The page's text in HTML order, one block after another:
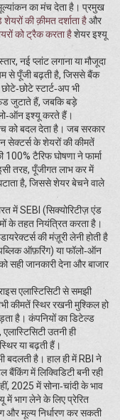
का मंच देता है। प्रमुख
की क़ीमत दर्शाता हैऔर
को ट्रैक करता हैशेयर इश्यू
नई प्लांट लगाना या मौजूदा
से पूँजी बढ़ती है, जिससे बैंक
स्टार्ट‑अप भी
जुटाते हैं, जबकि बड़े
इश्यू करते हैं।
को बदल देता है। जब सरकार
सेक्टर्स के शेयरों की कीमतें
100% टैरिफ घोषणा ने फार्मा
तरह, पूँजीगत लाभ कर में
है, जिससे शेयर बेचने वाले
में SEBI (सिक्योरिटीज़ एंड
के तहत नियंत्रित करता है।
की मंज़ूरी लेनी होती है
ऑफ़रिंग) या फॉलो‑ऑन
सही जानकारी देना और बाजार
एलास्टिसिटी से समझी
कीमतें स्थिर रखनी मुश्किल हो
है। कंपनियों का डिटेल्ड
उतनी ही
या बढ़ती हैं।
बदलती है। हाल ही में RBI ने
में लिक्विडिटी बनी रही
2025 में सोना‑चांदी के भाव
में भाग लेने के लिए प्रेरित
और मूल्य निर्धारण कर सकती